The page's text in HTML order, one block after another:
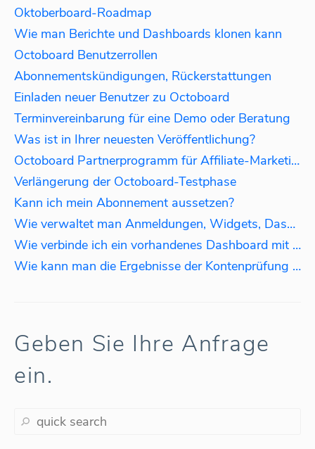
Oktoberboard-Roadmap
Wie man Berichte und Dashboards klonen kann
Octoboard Benutzerrollen
Abonnementskündigungen, Rückerstattungen
Einladen neuer Benutzer zu Octoboard
Terminvereinbarung für eine Demo oder Beratung
Was ist in Ihrer neuesten Veröffentlichung?
Octoboard Partnerprogramm für Affiliate-Marketing
Verlängerung der Octoboard-Testphase
Kann ich mein Abonnement aussetzen?
Wie verwaltet man Anmeldungen, Widgets, Dashboards und Berichte?
Wie verbinde ich ein vorhandenes Dashboard mit einem anderen Login?
Wie kann man die Ergebnisse der Kontenprüfung beheben?
Geben Sie Ihre Anfrage
ein.